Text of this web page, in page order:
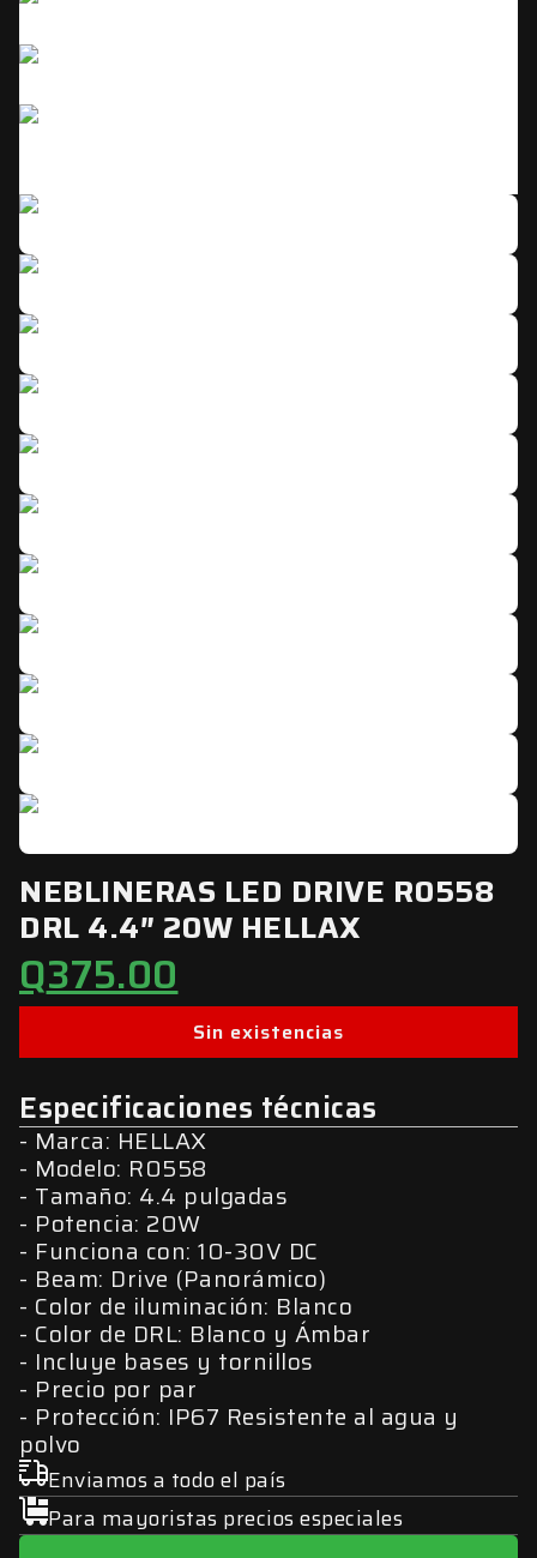
NEBLINERAS LED DRIVE R0558
DRL 4.4″ 20W HELLAX
Q375.00
Sin existencias
Especificaciones técnicas
Marca: HELLAX
Modelo: R0558
Tamaño: 4.4 pulgadas
Potencia: 20W
Funciona con: 10-30V DC
Beam: Drive (Panorámico)
Color de iluminación: Blanco
Color de DRL: Blanco y Ámbar
Incluye bases y tornillos
Precio por par
Protección: IP67 Resistente al agua y
polvo
Enviamos a todo el país
Para mayoristas precios especiales